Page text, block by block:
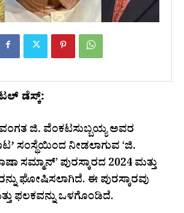
ಡೆಸ್ಕ್:
ಜಿ. ವೆಂಕಟಸುಬ್ಬಯ್ಯ ಅವರ
ಸಂಸ್ಥೆಯಿಂದ ನೀಡಲಾಗುವ ‘ಜಿ.
ಸಮ್ಮಾನ್’ ಪುರಸ್ಕಾರದ 2024 ಮತ್ತು
ಘೋಷಿಸಲಾಗಿದೆ. ಈ ಪುರಸ್ಕಾರವು
ಫಲಕವನ್ನು ಒಳಗೊಂಡಿದೆ.